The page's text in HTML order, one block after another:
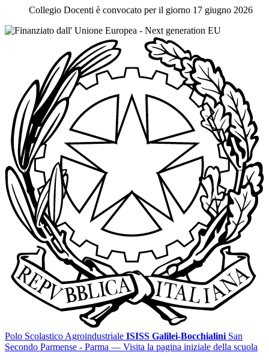
Collegio Docenti è convocato per il giorno 17 giugno 2026
Polo Scolastico Agroindustriale ISISS Galilei-Bocchialini San
Secondo Parmense - Parma — Visita la pagina iniziale della scuola